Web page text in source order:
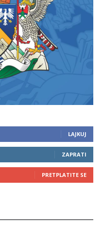
LAJKUJ
ZAPRATI
PRETPLATITE SE